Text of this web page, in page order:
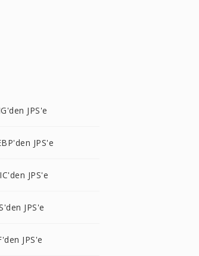
JPS'e
JPS'e
JPS'e
JPS'e
JPS'e